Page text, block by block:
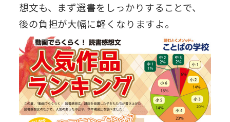
想文も、まず選書をしっかりすることで、
後の負担が大幅に軽くなりますよ。